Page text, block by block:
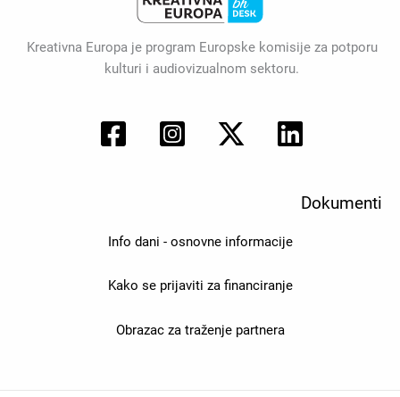
Kreativna Europa je program Europske komisije za potporu
kulturi i audiovizualnom sektoru.
Dokumenti
Info dani - osnovne informacije
Kako se prijaviti za financiranje
Obrazac za traženje partnera